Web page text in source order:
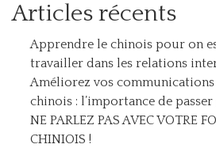
Articles récents
Apprendre le chinois pour on
travailler dans les relations
Améliorez vos
chinois : l’importance de
NE PARLEZ PAS AVEC VOTRE
CHINIOIS !